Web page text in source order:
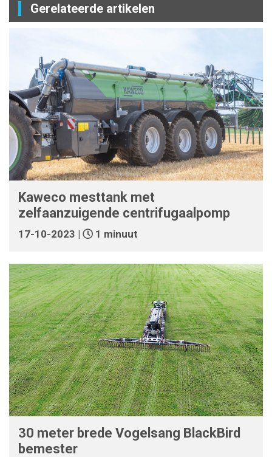
Gerelateerde artikelen
Kaweco mesttank met
zelfaanzuigende centrifugaalpomp
17-10-2023 | 1 minuut
30 meter brede Vogelsang BlackBird
bemester